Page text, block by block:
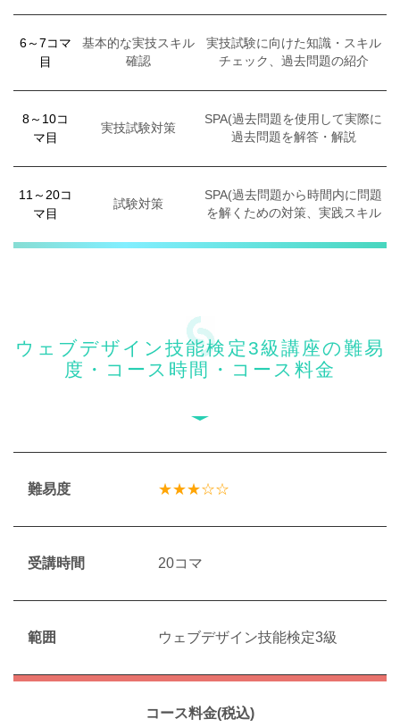
6～7コマ
目
基本的な実技スキル
確認
実技試験に向けた知識・スキル
チェック、過去問題の紹介
8～10コ
マ目
実技試験対策
SPA(過去問題を使用して実際に
過去問題を解答・解説
11～20コ
マ目
試験対策
SPA(過去問題から時間内に問題
を解くための対策、実践スキル
ウェブデザイン技能検定3級講座の難易
度・コース時間・コース料金
難易度 ★★★☆☆
受講時間 20コマ
範囲 ウェブデザイン技能検定3級
コース料金(税込)